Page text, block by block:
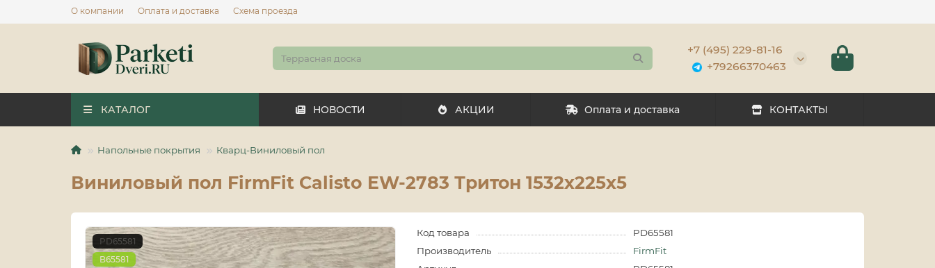
О компании Оплата и доставка Схема проезда
+7 (495) 229-81-16
+79266370463
КАТАЛОГ НОВОСТИ АКЦИИ Оплата и доставка КОНТАКТЫ
Напольные покрытия Кварц-Виниловый пол
Виниловый пол FirmFit Calisto EW-2783 Тритон 1532х225х5
PD65581
B65581
Код товара
PD65581
Производитель
FirmFit